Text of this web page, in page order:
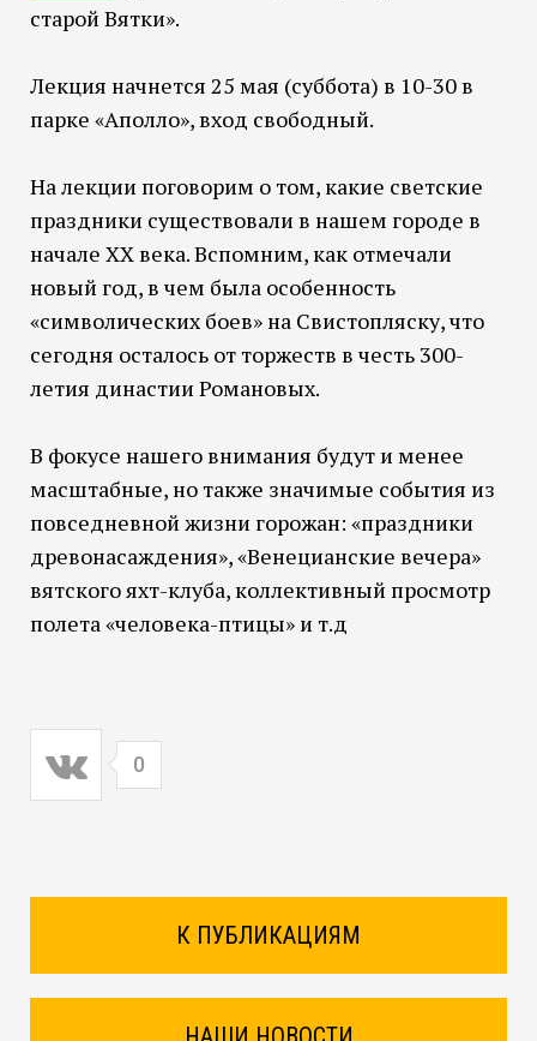
старой Вятки».
Лекция начнется 25 мая (суббота) в 10-30 в
парке «Аполло», вход свободный.
На лекции поговорим о том, какие светские
праздники существовали в нашем городе в
начале XX века. Вспомним, как отмечали
новый год, в чем была особенность
«символических боев» на Свистопляску, что
сегодня осталось от торжеств в честь 300-
летия династии Романовых.
В фокусе нашего внимания будут и менее
масштабные, но также значимые события из
повседневной жизни горожан: «праздники
древонасаждения», «Венецианские вечера»
вятского яхт-клуба, коллективный просмотр
полета «человека-птицы» и т.д
0
К ПУБЛИКАЦИЯМ